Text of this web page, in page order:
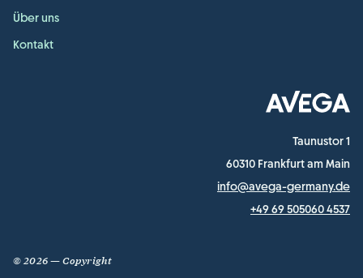
Über uns
Kontakt
Taunustor 1
60310 Frankfurt am Main
info@avega-germany.de
+49 69 505060 4537
© 2026 — Copyright